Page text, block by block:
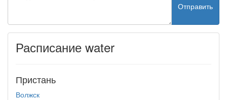
Отправить
Расписание water
Пристань
Волжск